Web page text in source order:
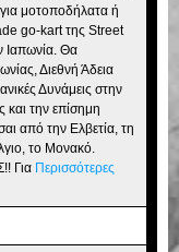
Οσάκα
για μοτοποδήλατα ή
go-kart της Street
Ιαπωνία. Θα
Διεθνή Άδεια
Δυνάμεις στην
και την επίσημη
από την Ελβετία, τη
το Μονακό.
Για Περισσότερες